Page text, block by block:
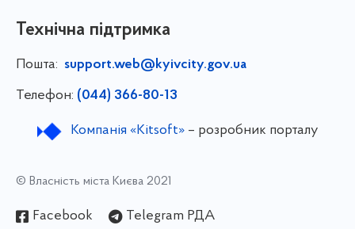
Технічна підтримка
Пошта: support.web@kyivcity.gov.ua
Телефон: (044) 366-80-13
Компанія «Kitsoft»– розробник порталу
© Власність міста Києва 2021
Facebook Telegram РДА